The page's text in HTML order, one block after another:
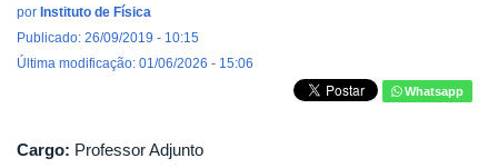
por Instituto de Física
Publicado: 26/09/2019 - 10:15
Última modificação: 01/06/2026 - 15:06
Whatsapp
Cargo: Professor Adjunto